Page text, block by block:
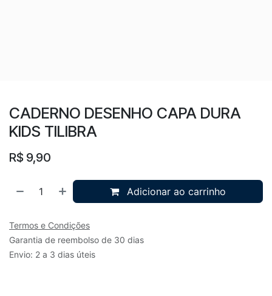
CADERNO DESENHO CAPA DURA
KIDS TILIBRA
R$ 9,90
Adicionar ao carrinho
Termos e Condições
Garantia de reembolso de 30 dias
Envio: 2 a 3 dias úteis